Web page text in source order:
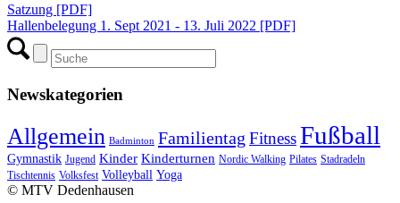
Satzung [PDF]
Hallenbelegung 1. Sept 2021 - 13. Juli 2022 [PDF]
Newskategorien
Allgemein Badminton Familientag FitnessFußball
Gymnastik Jugend Kinder Kinderturnen Nordic Walking Pilates Stadradeln
Tischtennis Volksfest Volleyball Yoga
© MTV Dedenhausen